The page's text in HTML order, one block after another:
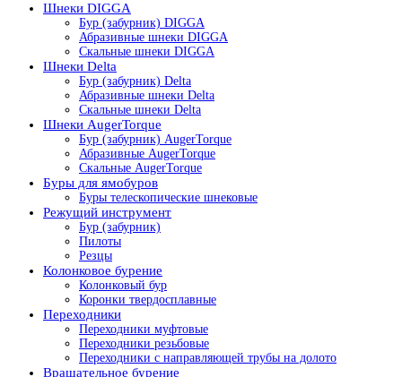
Шнеки DIGGA
Бур (забурник) DIGGA
Абразивные шнеки DIGGA
Скальные шнеки DIGGA
Шнеки Delta
Бур (забурник) Delta
Абразивные шнеки Delta
Скальные шнеки Delta
Шнеки AugerTorque
Бур (забурник) AugerTorque
Абразивные AugerTorque
Скальные AugerTorque
Буры для ямобуров
Буры телескопические шнековые
Режущий инструмент
Бур (забурник)
Пилоты
Резцы
Колонковое бурение
Колонковый бур
Коронки твердосплавные
Переходники
Переходники муфтовые
Переходники резьбовые
Переходники с направляющей трубы на долото
Вращательное бурение